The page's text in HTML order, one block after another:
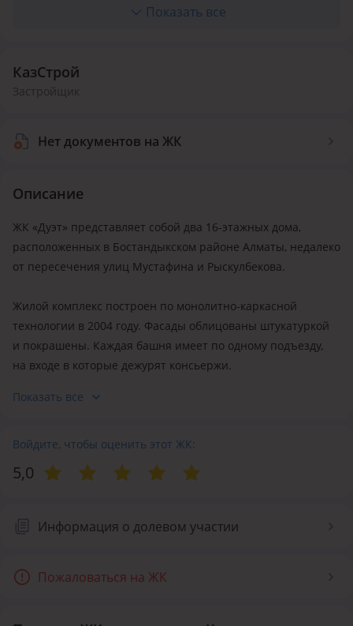
Показать все
КазСтрой
Застройщик
Нет документов на ЖК
Описание
ЖК «Дуэт» представляет собой два 16-этажных дома,
расположенных в Бостандыкском районе Алматы, недалеко
от пересечения улиц Мустафина и Рыскулбекова.
Жилой комплекс построен по монолитно-каркасной
технологии в 2004 году. Фасады облицованы штукатуркой
и покрашены. Каждая башня имеет по одному подъезду,
на входе в которые дежурят консьержи.
В ЖК представлены квартиры различных площадей
пентхаусов.
Площадь квартир от 48 до 200 кв. м.
и спортивная площадки, скамейки для отдыха жильцов.
Коммерческие помещения ЖК занимают учебный центр,
Показать все
Войдите, чтобы оценить этот ЖК:
5,0
Информация о долевом участии
Пожаловаться на ЖК